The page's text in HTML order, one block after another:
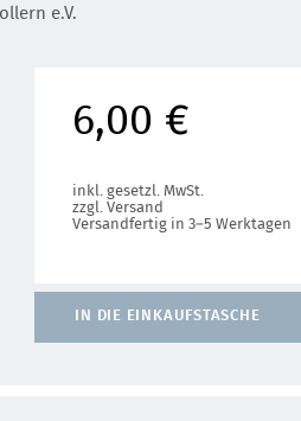
e.V.
6,00 €
inkl. gesetzl. MwSt.
zzgl. Versand
Versandfertig in 3–5 Werktagen
IN DIE EINKAUFSTASCHE